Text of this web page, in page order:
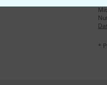
*